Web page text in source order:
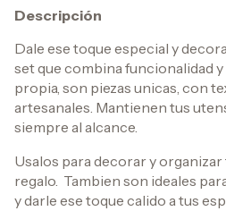
Descripción
Dale ese toque especial y
set que combina funcionalidad
propia, son piezas unicas, con
artesanales. Mantienen tus
siempre al alcance.
Usalos para decorar y
regalo. Tambien son ideales
y darle ese toque calido a tus